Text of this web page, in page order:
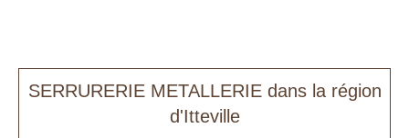
SERRURERIE METALLERIE dans la région
d'Itteville